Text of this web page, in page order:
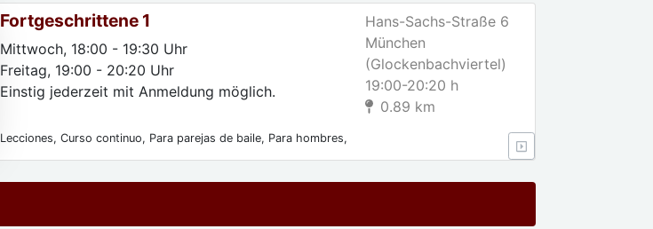
Fortgeschrittene 1
Mittwoch, 18:00 - 19:30 Uhr
Freitag, 19:00 - 20:20 Uhr
Einstig jederzeit mit Anmeldung möglich.
Lecciones, Curso continuo, Para parejas de baile, Para hombres,
Hans-Sachs-Straße 6
München
(Glockenbachviertel)
19:00-20:20 h
0.89 km